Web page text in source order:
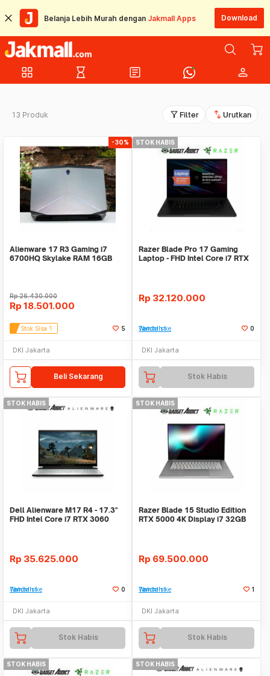
Belanja Lebih Murah dengan Jakmall Apps Download
grid_view hourglass_empty article person
13 Produk filter_alt Filter swap_vert Urutkan
-30%
Alienware 17 R3 Gaming i7
6700HQ Skylake RAM 16GB
Rp26.430.000
Rp 18.501.000
Stok Sisa 1 5
DKI Jakarta
Beli Sekarang
STOK HABIS
Razer Blade Pro 17 Gaming
Laptop - FHD Intel Core i7 RTX
Rp 32.120.000
Tambah ke Watchlist 0
DKI Jakarta
Stok Habis
STOK HABIS
Dell Alienware M17 R4 - 17.3''
FHD Intel Core i7 RTX 3060
Rp 35.625.000
Tambah ke Watchlist 0
DKI Jakarta
Stok Habis
STOK HABIS
Razer Blade 15 Studio Edition
RTX 5000 4K Display i7 32GB
Rp 69.500.000
Tambah ke Watchlist 1
DKI Jakarta
Stok Habis
STOK HABIS STOK HABIS